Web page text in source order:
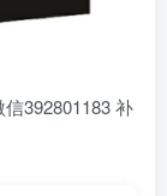
392801183 补